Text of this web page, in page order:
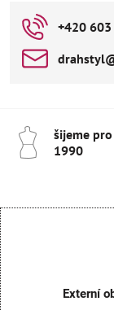
+420
šijeme
1990
Externí